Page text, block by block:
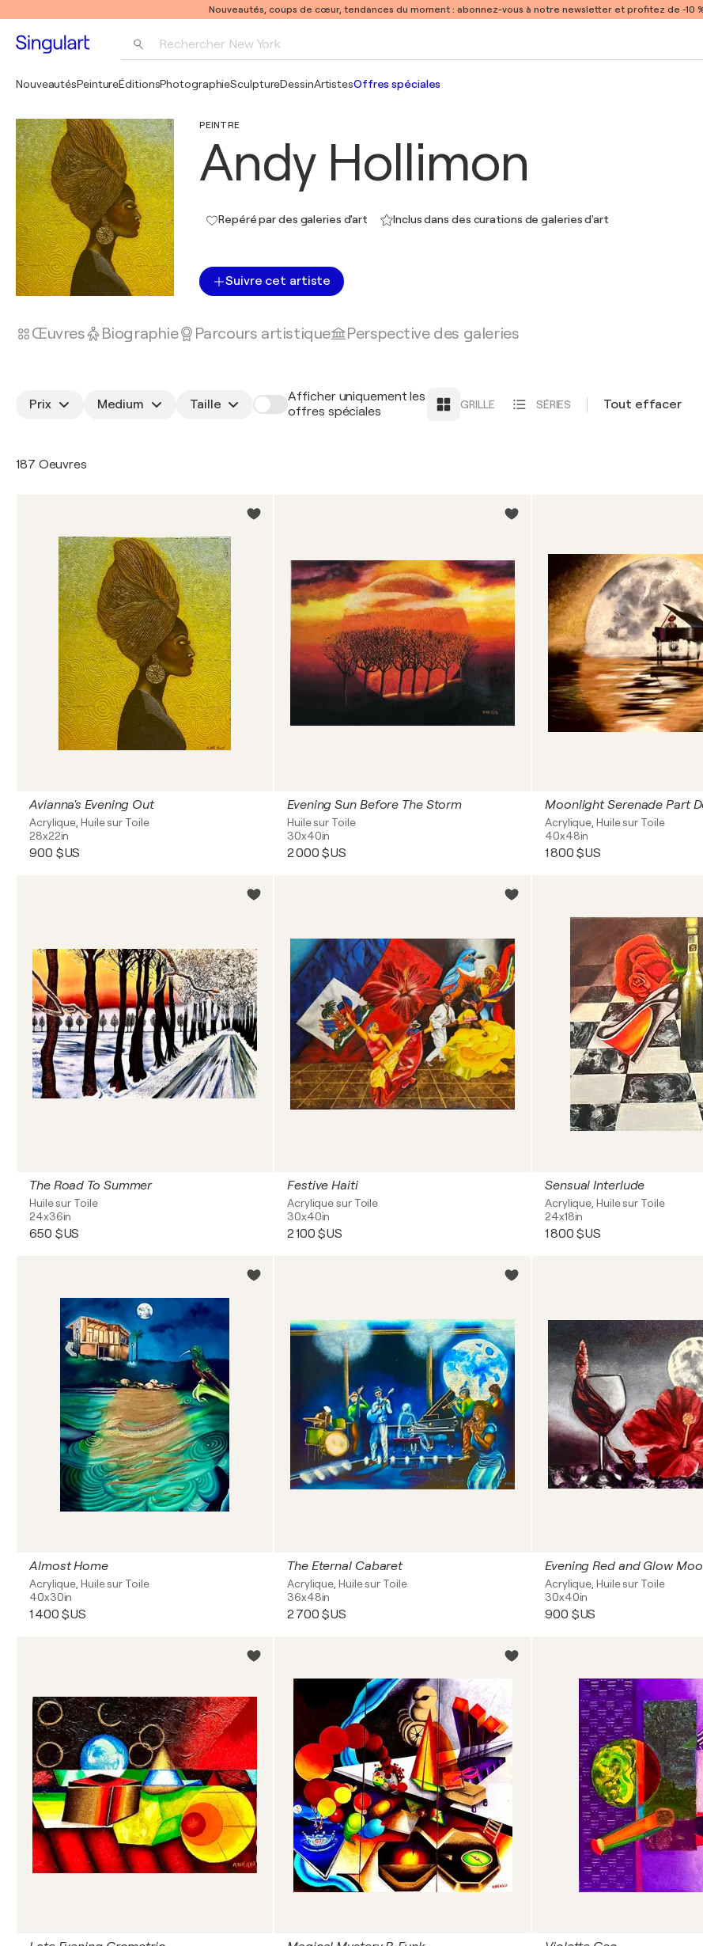
Nouveautés, coups de cœur, tendances du moment : abonnez-vous à notre newsletter et profitez de -10
Rechercher New York
NouveautésPeintureÉditionsPhotographieSculptureDessinArtistesOffres spéciales
PEINTRE
Andy Hollimon
Repéré par des galeries d'art Inclus dans des curations de galeries d'art
Suivre cet artiste
Œuvres Biographie Parcours artistique Perspective des galeries
Prix Medium Taille
Afficher uniquement les
offres spéciales
GRILLE SÉRIES Tout effacer
187 Oeuvres
Avianna's Evening Out
Acrylique, Huile sur Toile
28x22in
900 $US
Evening Sun Before The Storm
Huile sur Toile
30x40in
2 000 $US
Moonlight Serenade Part
Acrylique, Huile sur Toile
40x48in
1 800 $US
The Road To Summer
Huile sur Toile
24x36in
650 $US
Festive Haiti
Acrylique sur Toile
30x40in
2 100 $US
Sensual Interlude
Acrylique, Huile sur Toile
24x18in
1 800 $US
Almost Home
Acrylique, Huile sur Toile
40x30in
1 400 $US
The Eternal Cabaret
Acrylique, Huile sur Toile
36x48in
2 700 $US
Evening Red and Glow
Acrylique, Huile sur Toile
30x40in
900 $US